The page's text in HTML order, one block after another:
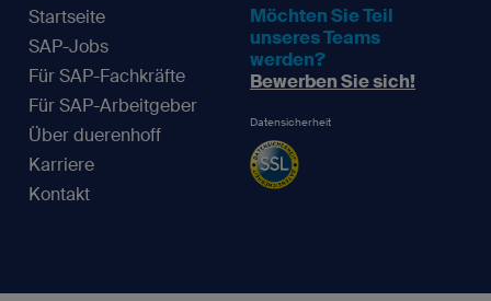
Startseite
SAP-Jobs
Für SAP-Fachkräfte
Für SAP-Arbeitgeber
Über duerenhoff
Karriere
Kontakt
Möchten Sie Teil
unseres Teams
werden?
Bewerben Sie sich!
Datensicherheit